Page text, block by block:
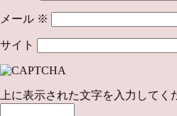
メール ※
サイト
上に表示された文字を入力してく